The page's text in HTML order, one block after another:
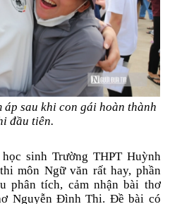
áp sau khi con gái hoàn thành
đầu tiên.
sinh Trường THPT Huỳnh
môn Ngữ văn rất hay, phần
phân tích, cảm nhận bài thơ
Nguyễn Đình Thi. Đề bài có